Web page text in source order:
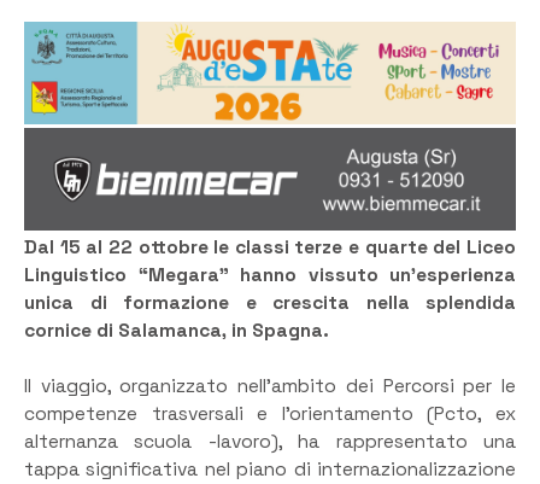
Dal 15 al 22 ottobre le classi terze e quarte del Liceo
Linguistico “Megara” hanno vissuto un’esperienza
unica di formazione e crescita nella splendida
cornice di Salamanca, in Spagna.
Il viaggio, organizzato nell’ambito dei Percorsi per le
competenze trasversali e l’orientamento (Pcto, ex
alternanza scuola -lavoro), ha rappresentato una
tappa significativa nel piano di internazionalizzazione